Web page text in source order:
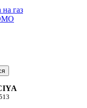
газ